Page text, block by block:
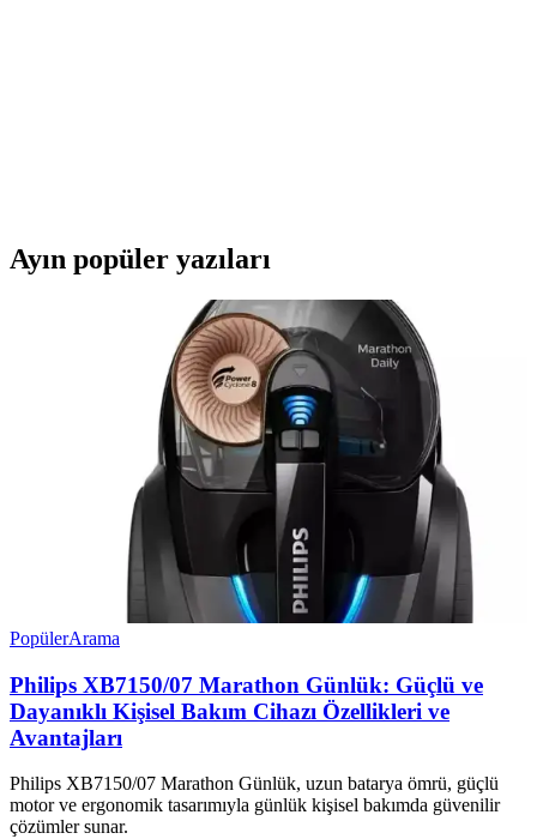
Ayın popüler yazıları
PopülerArama
Philips XB7150/07 Marathon Günlük: Güçlü ve
Dayanıklı Kişisel Bakım Cihazı Özellikleri ve
Avantajları
Philips XB7150/07 Marathon Günlük, uzun batarya ömrü, güçlü
motor ve ergonomik tasarımıyla günlük kişisel bakımda güvenilir
çözümler sunar.